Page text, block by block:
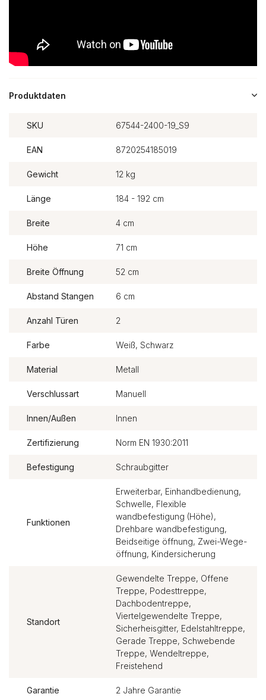
Produktdaten
SKU 67544-2400-19_S9
EAN 8720254185019
Gewicht 12 kg
Länge 184 - 192 cm
Breite 4 cm
Höhe 71 cm
Breite Öffnung 52 cm
Abstand Stangen 6 cm
Anzahl Türen 2
Farbe Weiß, Schwarz
Material Metall
Verschlussart Manuell
Innen/Außen Innen
Zertifizierung Norm EN 1930:2011
Befestigung Schraubgitter
Funktionen
Erweiterbar, Einhandbedienung,
Schwelle, Flexible
wandbefestigung (Höhe),
Drehbare wandbefestigung,
Beidseitige öffnung, Zwei-Wege-
öffnung, Kindersicherung
Standort
Gewendelte Treppe, Offene
Treppe, Podesttreppe,
Dachbodentreppe,
Viertelgewendelte Treppe,
Sicherheisgitter, Edelstahltreppe,
Gerade Treppe, Schwebende
Treppe, Wendeltreppe,
Freistehend
Garantie 2 Jahre Garantie